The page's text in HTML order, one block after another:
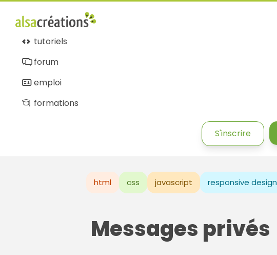
tutoriels
forum
emploi
formations
S'inscrire
html css javascript responsive design
Messages privés